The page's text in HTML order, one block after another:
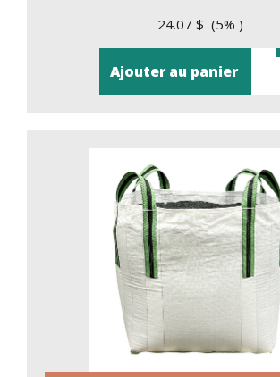
24.07 $ (5% )
Ajouter au panier